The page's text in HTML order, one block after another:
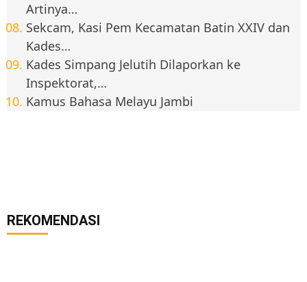
Artinya…
Sekcam, Kasi Pem Kecamatan Batin XXIV dan
Kades…
Kades Simpang Jelutih Dilaporkan ke
Inspektorat,…
Kamus Bahasa Melayu Jambi
REKOMENDASI